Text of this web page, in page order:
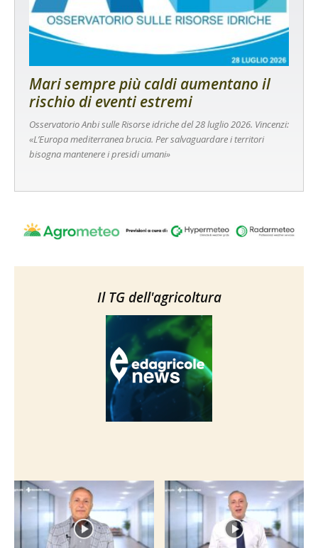
Mari sempre più caldi aumentano il
rischio di eventi estremi
Osservatorio Anbi sulle Risorse idriche del 28 luglio 2026. Vincenzi:
«L’Europa mediterranea brucia. Per salvaguardare i territori
bisogna mantenere i presidi umani»
Il TG dell'agricoltura